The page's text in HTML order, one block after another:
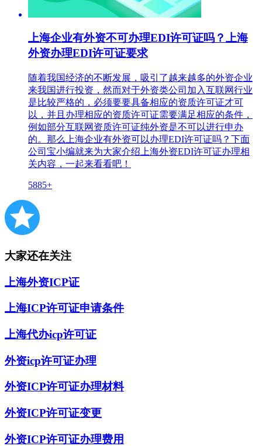
上海企业有外资不可办理EDI许可证吗？上海
外资办理EDI许可证要求
随着我国经济的不断发展，吸引了越来越多的外资企业
来我国进行投资，然而对于外资类公司加入互联网行业
是比较严格的，必须要要具备相应的资质许可证才可
以，并且办理相应的资质许可证需要满足相应的条件，
例如部分互联网资质许可证纯外资是不可以进行申办
的。那么上海企业有外资可以办理EDI许可证吗？下面
公司宝小编就来为大家介绍上海外资EDI许可证办理相
关内容，一起来看看吧！
5885+
大家还在关注
上海外资ICP证
上海ICP许可证申请条件
上海代办icp许可证
外资icp许可证办理
外资ICP许可证办理材料
外资ICP许可证变更
外资ICP许可证办理费用